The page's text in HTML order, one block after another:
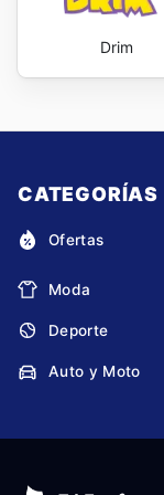
Drim
CATEGORÍAS
Ofertas
Moda
Deporte
Auto y Moto